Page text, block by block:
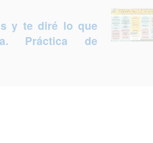
y te diré lo que
Práctica de